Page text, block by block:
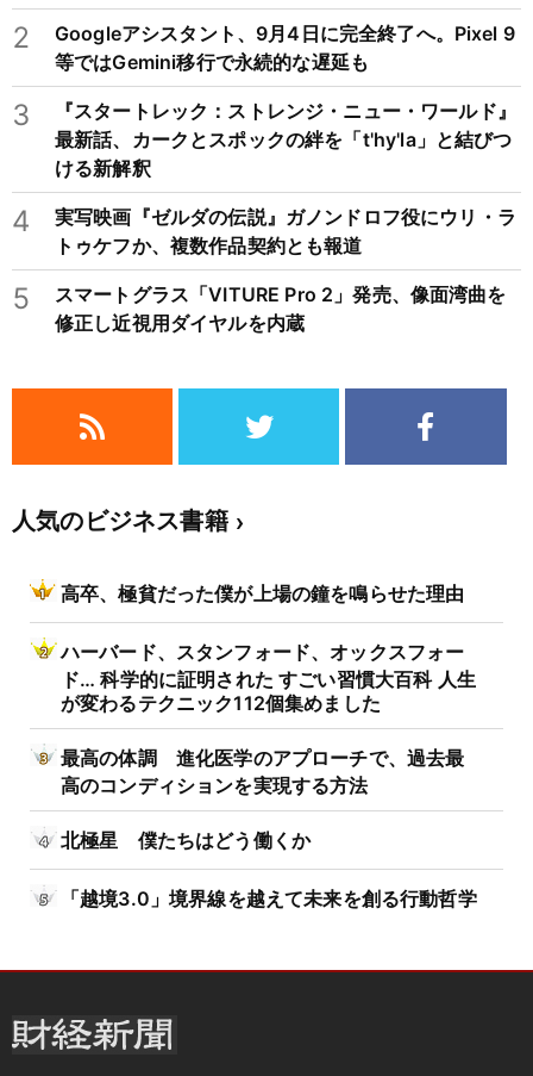
2
Googleアシスタント、9月4日に完全終了へ。Pixel 9
等ではGemini移行で永続的な遅延も
3
『スタートレック：ストレンジ・ニュー・ワールド』
最新話、カークとスポックの絆を「t'hy'la」と結びつ
ける新解釈
4
実写映画『ゼルダの伝説』ガノンドロフ役にウリ・ラ
トゥケフか、複数作品契約とも報道
5
スマートグラス「VITURE Pro 2」発売、像面湾曲を
修正し近視用ダイヤルを内蔵
人気のビジネス書籍
高卒、極貧だった僕が上場の鐘を鳴らせた理由
ハーバード、スタンフォード、オックスフォー
ド… 科学的に証明された すごい習慣大百科 人生
が変わるテクニック112個集めました
最高の体調 進化医学のアプローチで、過去最
高のコンディションを実現する方法
北極星 僕たちはどう働くか
「越境3.0」境界線を越えて未来を創る行動哲学